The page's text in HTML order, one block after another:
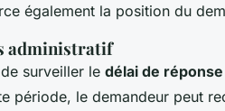
également la position du
administratif
surveiller le délai de réponse
période, le demandeur peut